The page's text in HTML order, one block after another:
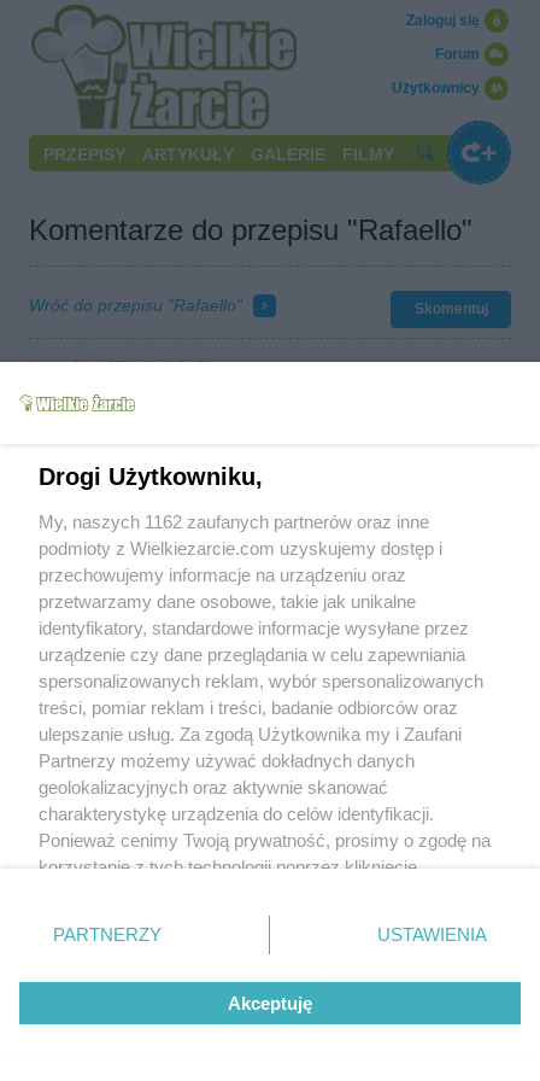
Użytkownicy
Forum
Zaloguj się
PRZEPISY ARTYKUŁY GALERIE FILMY
Komentarze do przepisu "Rafaello"
Skomentuj
Wróć do przepisu "Rafaello"
jacqueline (2010-02-19 14:21)
przygotowania. Idealne dla kokosożerców
orhidea_34 (2010-03-12 22:13)
Przepis jest super też go robię tylko że ja do gorącego budyniu
daję kostkę Kasi może też być masło i miksuję potem wiórki i
już krem gotowy do smarowania krakersów
orhidea_34 (2010-03-12 22:58)
O krakersy np.lajkonik niesmakowe czyli słone poprostu
sylvia11 (2010-03-13 16:20)
Nie byłam pewna czy chodzi właśnie o słone,ciekawa
kombinacja i chyba wyprubuje na swieta.Dziękuję i
pozdrawiam.
Skomentuj
Wersja mobilna Napisz do nas
Regulamin
Drogi Użytkowniku,
My, naszych 1162 zaufanych partnerów oraz inne
podmioty z Wielkiezarcie.com uzyskujemy dostęp i
przechowujemy informacje na urządzeniu oraz
przetwarzamy dane osobowe, takie jak unikalne
identyfikatory, standardowe informacje wysyłane przez
urządzenie czy dane przeglądania w celu zapewniania
spersonalizowanych reklam, wybór spersonalizowanych
treści, pomiar reklam i treści, badanie odbiorców oraz
ulepszanie usług. Za zgodą Użytkownika my i Zaufani
Partnerzy możemy używać dokładnych danych
geolokalizacyjnych oraz aktywnie skanować
charakterystykę urządzenia do celów identyfikacji.
Ponieważ cenimy Twoją prywatność, prosimy o zgodę na
korzystanie z tych technologii poprzez kliknięcie
zmienić/wycofać klikając przycisk ustawień prywatności
znajdujący się w lewym dolnym rogu strony
rodzaje przetwarzania danych nie wymagają zgody
użytkownika, ale masz prawo sprzeciwić się takiemu
przetwarzaniu. Preferencje będą miały zastosowania tylko
PARTNERZY USTAWIENIA
Akceptuję